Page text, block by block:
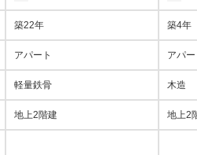
築22年 築4年
アパート アパー
軽量鉄骨 木造
地上2階建 地上2